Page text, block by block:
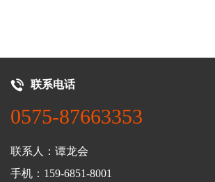
联系电话
0575-87663353
联系人：谭龙会
手机：159-6851-8001